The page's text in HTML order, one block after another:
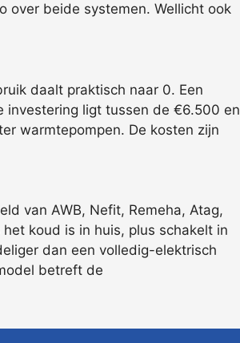
over beide systemen. Wellicht ook
daalt praktisch naar 0. Een
investering ligt tussen de €6.500 en
warmtepompen. De kosten zijn
van AWB, Nefit, Remeha, Atag,
koud is in huis, plus schakelt in
dan een volledig-elektrisch
betreft de